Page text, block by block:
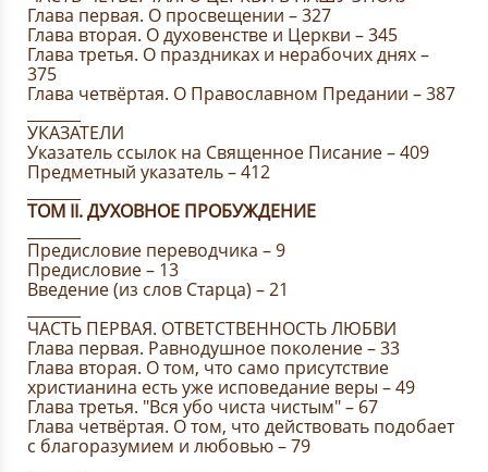
Глава первая. О просвещении – 327
Глава вторая. О духовенстве и Церкви – 345
Глава третья. О праздниках и нерабочих днях –
375
Глава четвёртая. О Православном Предании – 387
УКАЗАТЕЛИ
Указатель ссылок на Священное Писание – 409
Предметный указатель – 412
ТОМ II. ДУХОВНОЕ ПРОБУЖДЕНИЕ
Предисловие переводчика – 9
Предисловие – 13
Введение (из слов Старца) – 21
ЧАСТЬ ПЕРВАЯ. ОТВЕТСТВЕННОСТЬ ЛЮБВИ
Глава первая. Равнодушное поколение – 33
Глава вторая. О том, что само присутствие
христианина есть уже исповедание веры – 49
Глава третья. "Вся убо чиста чистым" – 67
Глава четвёртая. О том, что действовать подобает
с благоразумием и любовью – 79